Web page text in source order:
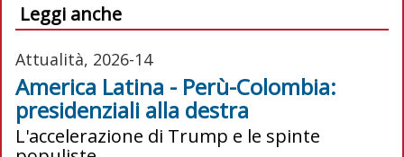
Leggi anche
Attualità, 2026-14
America Latina - Perù-Colombia:
presidenziali alla destra
L'accelerazione di Trump e le spinte